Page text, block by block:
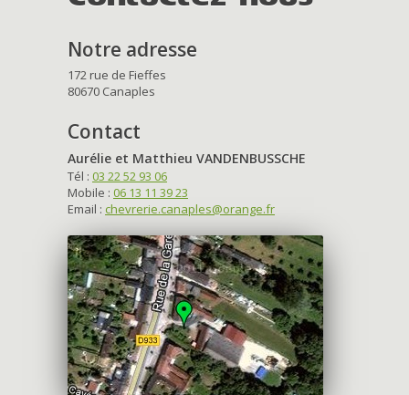
Notre adresse
172 rue de Fieffes
80670 Canaples
Contact
Aurélie et Matthieu VANDENBUSSCHE
Tél : 03 22 52 93 06
Mobile : 06 13 11 39 23
Email : chevrerie.canaples@orange.fr